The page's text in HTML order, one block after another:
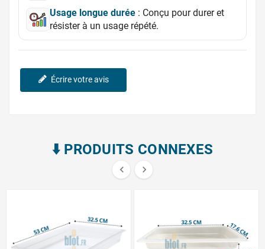
Usage longue durée : Conçu pour durer et
résister à un usage répété.
Écrire votre avis
⬇️​ PRODUITS CONNEXES
 